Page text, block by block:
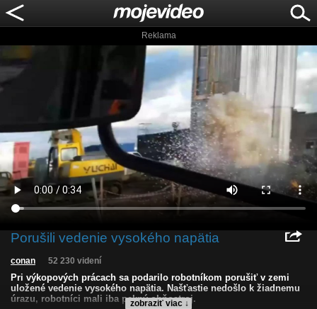
Reklama
Porušili vedenie vysokého napätia
zobraziť viac ↓
conan 52 230 videní
Pri výkopových prácach sa podarilo robotníkom porušiť v zemi
uložené vedenie vysokého napätia. Našťastie nedošlo k žiadnemu
úrazu, robotníci mali iba pekný ohňostroj.